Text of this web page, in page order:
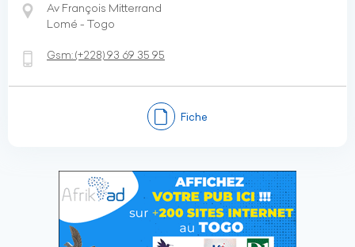
Av François Mitterrand
Lomé - Togo
Gsm:(+228)93 69 35 95
Fiche